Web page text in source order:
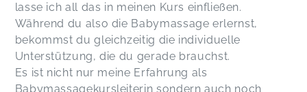
lasse ich all das in meinen Kurs einfließen.
Während du also die Babymassage erlernst,
bekommst du gleichzeitig die individuelle
Unterstützung, die du gerade brauchst.
Es ist nicht nur meine Erfahrung als
Babymassagekursleiterin sondern auch noch